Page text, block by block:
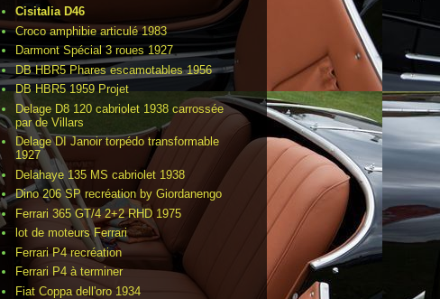
Cisitalia D46
Croco amphibie articulé 1983
Darmont Spécial 3 roues 1927
DB HBR5 Phares escamotables 1956
DB HBR5 1959 Projet
Delage D8 120 cabriolet 1938 carrossée
par de Villars
Delage DI Janoir torpédo transformable
1927
Delahaye 135 MS cabriolet 1938
Dino 206 SP recréation by Giordanengo
Ferrari 365 GT/4 2+2 RHD 1975
lot de moteurs Ferrari
Ferrari P4 recréation
Ferrari P4 à terminer
Fiat Coppa dell'oro 1934